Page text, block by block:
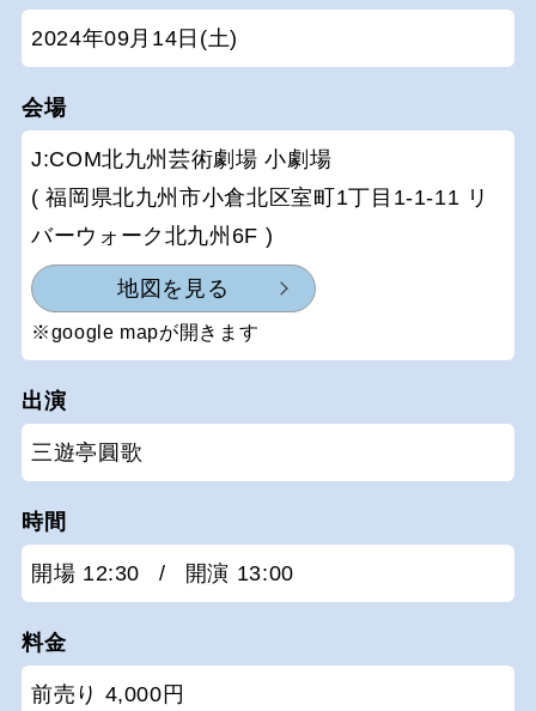
2024年09月14日(土)
会場
J:COM北九州芸術劇場 小劇場
( 福岡県北九州市小倉北区室町1丁目1-1-11 リ
バーウォーク北九州6F )
地図を見る
※google mapが開きます
出演
三遊亭圓歌
時間
開場 12:30 / 開演 13:00
料金
前売り 4,000円